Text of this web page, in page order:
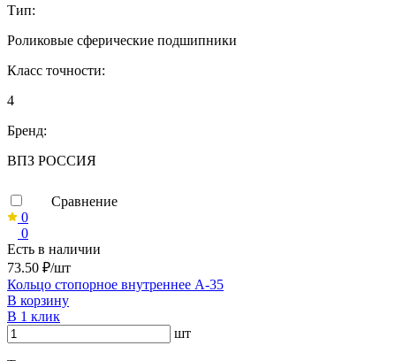
Тип:
Роликовые сферические подшипники
Класс точности:
4
Бренд:
ВПЗ РОССИЯ
Сравнение
0
0
Есть в наличии
73.50 ₽/шт
Кольцо стопорное внутреннее А-35
В корзину
В 1 клик
шт